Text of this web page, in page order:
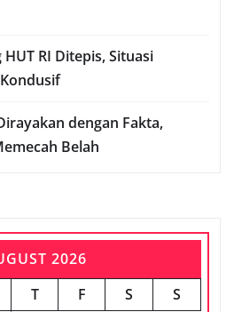
RI Ditepis, Situasi
dengan Fakta,
Belah
2026
T F S
S